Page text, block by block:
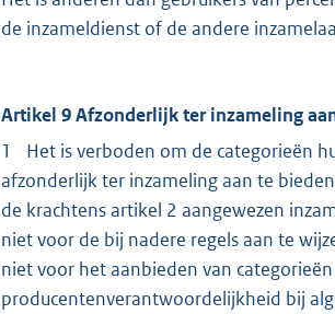
de inzameldienst of de andere
Artikel 9 Afzonderlijk ter inzameling
1 Het is verboden om de categorieën
afzonderlijk ter inzameling aan te
de krachtens artikel 2 aangewezen
niet voor de bij nadere regels aan te
niet voor het aanbieden van
producentenverantwoordelijkheid bij